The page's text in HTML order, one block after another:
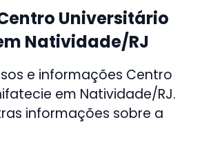
Universitário
Natividade/RJ
e informações Centro
em Natividade/RJ.
informações sobre a